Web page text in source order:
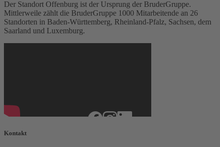
Der Standort Offenburg ist der Ursprung der BruderGruppe.
Mittlerweile zählt die BruderGruppe 1000 Mitarbeitende an 26
Standorten in Baden-Württemberg, Rheinland-Pfalz, Sachsen, dem
Saarland und Luxemburg.
Kontakt